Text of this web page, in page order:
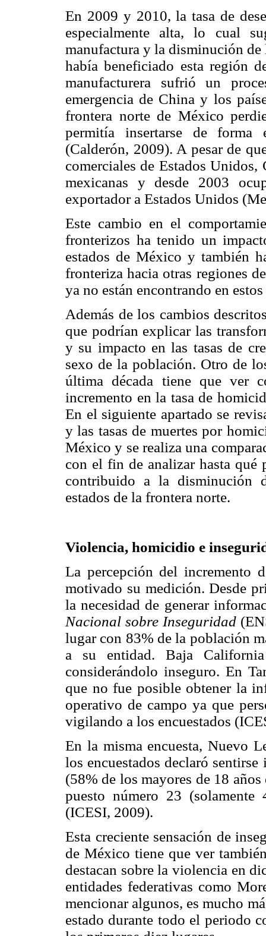
En 2009 y 2010, la tasa de
especialmente alta, lo cual
manufactura y la disminución
había beneficiado esta región
manufacturera sufrió un
emergencia de China y los
frontera norte de México
permitía insertarse de forma
(Calderón, 2009). A pesar de
comerciales de Estados Unidos,
mexicanas y desde 2003
exportador a Estados Unidos
Este cambio en el
fronterizos ha tenido un
estados de México y también
fronteriza hacia otras regiones
ya no están encontrando en estos
Además de los cambios
que podrían explicar las
y su impacto en las tasas de
sexo de la población. Otro de
última década tiene que ver
incremento en la tasa de
En el siguiente apartado se
y las tasas de muertes por
México y se realiza una
con el fin de analizar hasta
contribuido a la disminución
estados de la frontera norte.
Violencia, homicidio e
La percepción del incremento
motivado su medición. Desde
la necesidad de generar
Nacional sobre Inseguridad
lugar con 83% de la población
a su entidad. Baja
considerándolo inseguro. En
que no fue posible obtener la
operativo de campo ya que
vigilando a los encuestados
En la misma encuesta, Nuevo
los encuestados declaró
(58% de los mayores de 18
puesto número 23 (solamente
(ICESI, 2009).
Esta creciente sensación de
de México tiene que ver
destacan sobre la violencia en
entidades federativas como
mencionar algunos, es mucho
estado durante todo el periodo